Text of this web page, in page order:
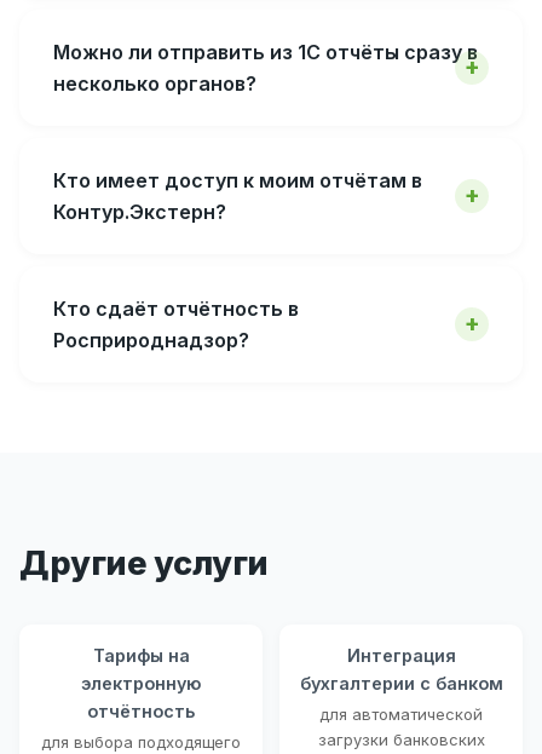
Можно ли отправить из 1С отчёты сразу в
несколько органов?
Кто имеет доступ к моим отчётам в
Контур.Экстерн?
Кто сдаёт отчётность в
Росприроднадзор?
Другие услуги
Тарифы на
электронную
отчётность
для выбора подходящего
Интеграция
бухгалтерии с банком
для автоматической
загрузки банковских